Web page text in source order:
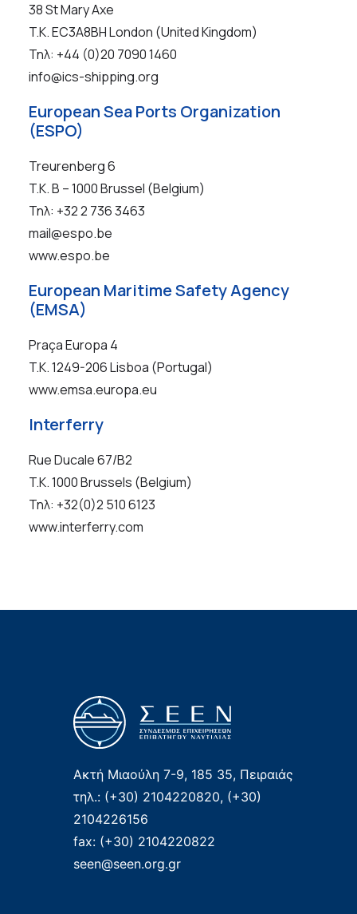
38 St Mary Axe
T.K. EC3A8BH London (United Kingdom)
Τηλ: +44 (0)20 7090 1460
info@ics-shipping.org
European Sea Ports Organization
(ESPO)
Treurenberg 6
T.K. B – 1000 Brussel (Belgium)
Τηλ: +32 2 736 3463
mail@espo.be
www.espo.be
European Maritime Safety Agency
(EMSA)
Praça‎ Europa 4
T.K. 1249-206 Lisboa (Portugal)
www.emsa.europa.eu
Interferry
Rue Ducale 67/B2
T.K. 1000 Brussels (Belgium)
Τηλ: +32(0)2 510 6123
www.interferry.com
Ακτή Μιαούλη 7-9, 185 35, Πειραιάς
τηλ.: (+30) 2104220820, (+30)
2104226156
fax: (+30) 2104220822
seen@seen.org.gr